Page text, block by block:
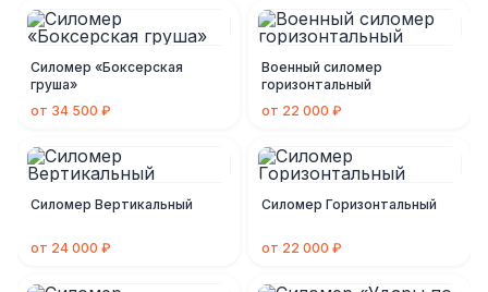
Комплекс Кейс
Кейс Кейс
эксклюзивным
игровым
оборудованием
Силомер «Боксерская
груша»
от 34 500 ₽
Военный силомер
горизонтальный
от 22 000 ₽
Силомер Вертикальный
от 24 000 ₽
Силомер Горизонтальный
от 22 000 ₽